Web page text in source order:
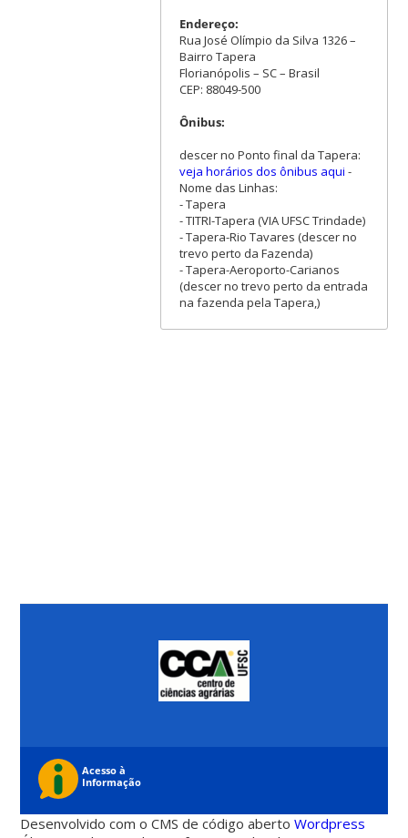
Endereço:
Rua José Olímpio da Silva 1326 –
Bairro Tapera
Florianópolis – SC – Brasil
CEP: 88049-500
Ônibus:
descer no Ponto final da Tapera:
veja horários dos ônibus aqui -
Nome das Linhas:
- Tapera
- TITRI-Tapera (VIA UFSC Trindade)
- Tapera-Rio Tavares (descer no
trevo perto da Fazenda)
- Tapera-Aeroporto-Carianos
(descer no trevo perto da entrada
na fazenda pela Tapera,)
Desenvolvido com o CMS de código abertoWordpress